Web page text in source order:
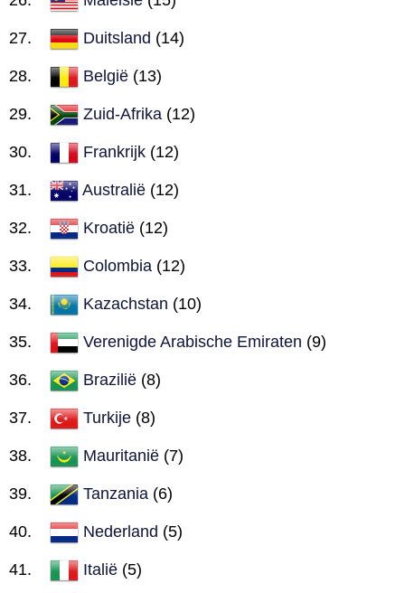
Duitsland (14)
België (13)
Zuid-Afrika (12)
Frankrijk (12)
Australië (12)
Kroatië (12)
Colombia (12)
Kazachstan (10)
Verenigde Arabische Emiraten (9)
Brazilië (8)
Turkije (8)
Mauritanië (7)
Tanzania (6)
Nederland (5)
Italië (5)